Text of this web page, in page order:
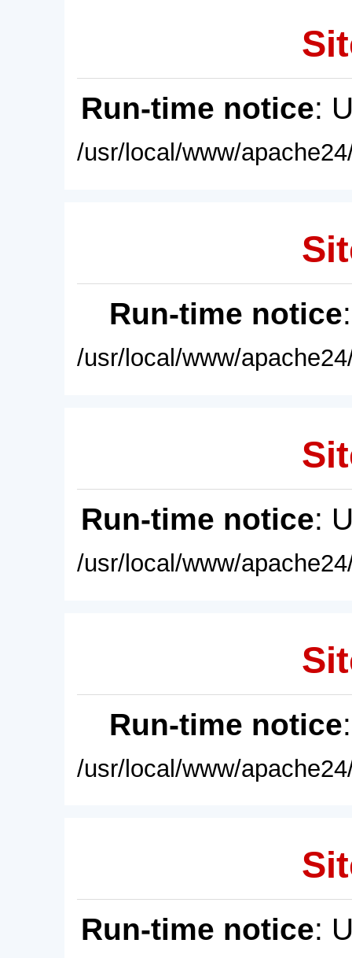
Run-time notice:
/usr/local/www/
Run-time notice
/usr/local/www/
Run-time notice:
/usr/local/www/
Run-time notice
/usr/local/www/
Run-time notice: